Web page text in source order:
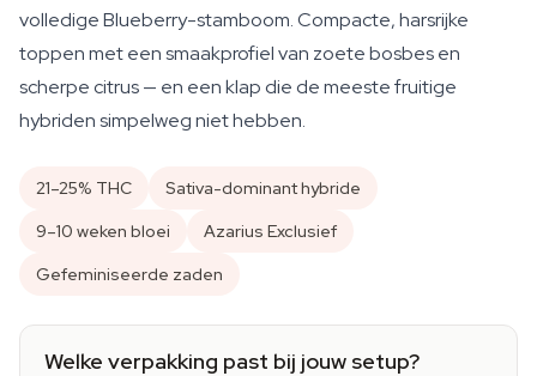
volledige Blueberry-stamboom. Compacte, harsrijke
toppen met een smaakprofiel van zoete bosbes en
scherpe citrus — en een klap die de meeste fruitige
hybriden simpelweg niet hebben.
21–25% THC
Sativa-dominant hybride
9–10 weken bloei
Azarius Exclusief
Gefeminiseerde zaden
Welke verpakking past bij jouw setup?